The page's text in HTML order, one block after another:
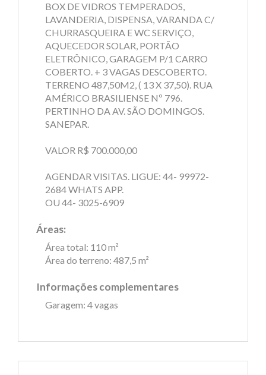
BOX DE VIDROS TEMPERADOS,
LAVANDERIA, DISPENSA, VARANDA C/
CHURRASQUEIRA E WC SERVIÇO,
AQUECEDOR SOLAR, PORTÃO
ELETRÔNICO, GARAGEM P/1 CARRO
COBERTO. + 3 VAGAS DESCOBERTO.
TERRENO 487,50M2, ( 13 X 37,50). RUA
AMÉRICO BRASILIENSE Nº 796.
PERTINHO DA AV. SÃO DOMINGOS.
SANEPAR.
VALOR R$ 700.000,00
AGENDAR VISITAS. LIGUE: 44- 99972-
2684 WHATS APP.
OU 44- 3025-6909
Áreas:
Área total: 110 m²
Área do terreno: 487,5 m²
Informações complementares
Garagem: 4 vagas